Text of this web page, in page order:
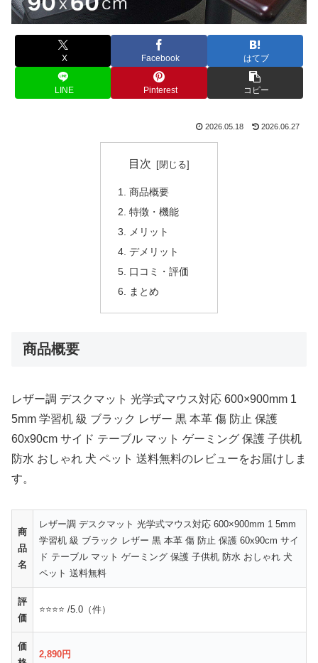
X Facebook はてブ
LINE Pinterest コピー
2026.05.18 2026.06.27
目次
商品概要
特徴・機能
メリット
デメリット
口コミ・評価
まとめ
商品概要
レザー調 デスクマット 光学式マウス対応 600×900mm 1
5mm 学習机 級 ブラック レザー 黒 本革 傷 防止 保護
60x90cm サイド テーブル マット ゲーミング 保護 子供机
防水 おしゃれ 犬 ペット 送料無料のレビューをお届けしま
す。
商
品
名
レザー調 デスクマット 光学式マウス対応 600×900mm 1 5mm
学習机 級 ブラック レザー 黒 本革 傷 防止 保護 60x90cm サイ
ド テーブル マット ゲーミング 保護 子供机 防水 おしゃれ 犬
ペット 送料無料
評
価
⭐⭐⭐⭐ /5.0（件）
価
2,890円